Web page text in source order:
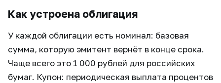
Как устроена облигация
У каждой облигации есть номинал: базовая
сумма, которую эмитент вернёт в конце срока.
Чаще всего это 1 000 рублей для российских
бумаг. Купон: периодическая выплата процентов